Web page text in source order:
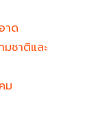
าด
ชาติและ
ม